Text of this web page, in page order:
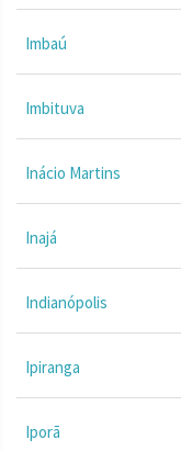
Imbaú
Imbituva
Inácio Martins
Inajá
Indianópolis
Ipiranga
Iporã